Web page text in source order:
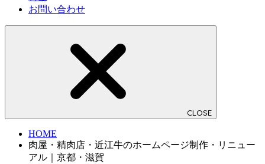
お問い合わせ
CLOSE
HOME
肉屋・精肉店・近江牛のホームページ制作・リニュー
アル｜京都・滋賀